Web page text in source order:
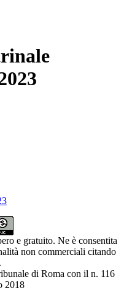
e gratuito. Ne è consentita
non commerciali citando
di Roma con il n. 116
2018